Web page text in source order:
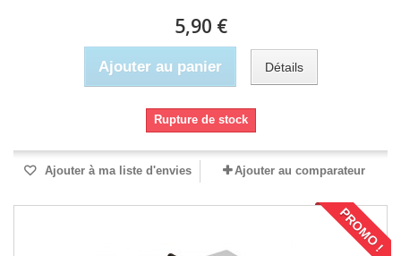
5,90 €
Ajouter au panier Détails
Rupture de stock
Ajouter à ma liste d'envies Ajouter au comparateur
PROMO !